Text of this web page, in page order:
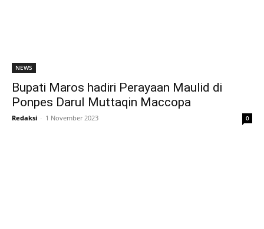
NEWS
Bupati Maros hadiri Perayaan Maulid di
Ponpes Darul Muttaqin Maccopa
Redaksi - 1 November 2023 0